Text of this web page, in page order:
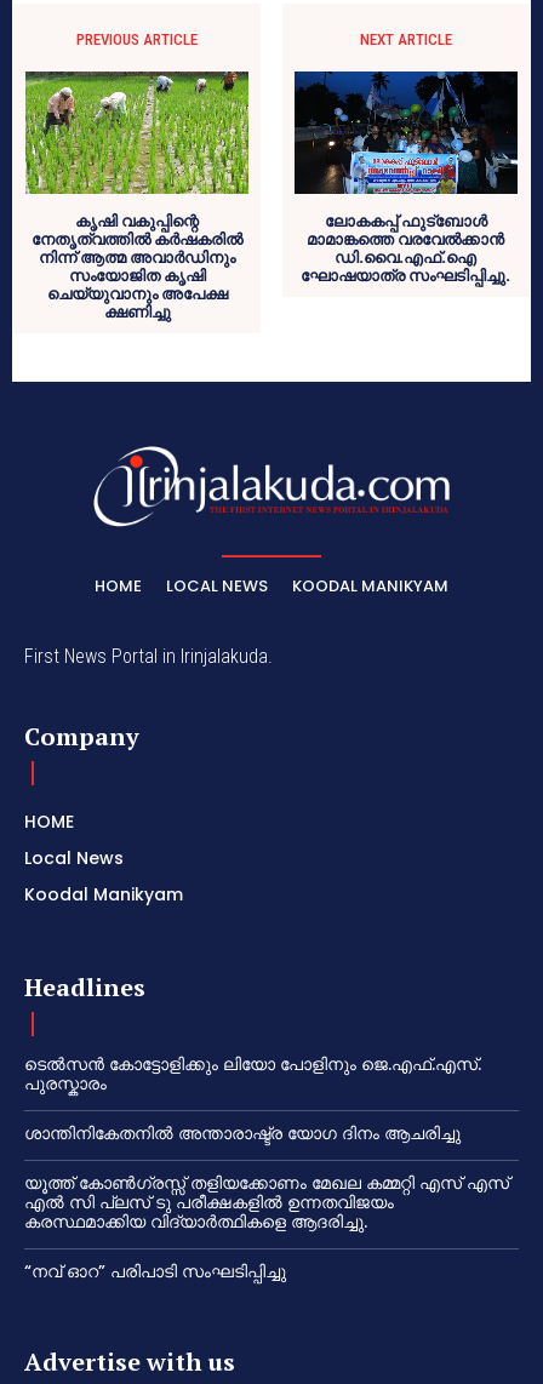
PREVIOUS ARTICLE
കൃഷി വകുപ്പിന്റെ
നേതൃത്വത്തില്‍ കര്‍ഷകരില്‍
നിന്ന് ആത്മ അവാര്‍ഡിനും
സംയോജിത കൃഷി
ചെയ്യുവാനും അപേക്ഷ
ക്ഷണിച്ചു
NEXT ARTICLE
ലോകകപ്പ് ഫുട്‌ബോള്‍
മാമാങ്കത്തെ വരവേല്‍ക്കാന്‍
ഡി.വൈ.എഫ്.ഐ
ഘോഷയാത്ര സംഘടിപ്പിച്ചു.
HOME LOCAL NEWS KOODAL MANIKYAM
First News Portal in Irinjalakuda.
Company
HOME
Local News
Koodal Manikyam
Headlines
ടെൽസൻ കോട്ടോളിക്കും ലിയോ പോളിനും ജെ.എഫ്.എസ്.
പുരസ്കാരം
ശാന്തിനികേതനിൽ അന്താരാഷ്ട്ര യോഗ ദിനം ആചരിച്ചു
യൂത്ത് കോൺഗ്രസ്സ് തളിയക്കോണം മേഖല കമ്മറ്റി എസ് എസ്
എൽ സി പ്ലസ് ടു പരീക്ഷകളിൽ ഉന്നതവിജയം
കരസ്ഥമാക്കിയ വിദ്യാർത്ഥികളെ ആദരിച്ചു.
“നവ് ഓറ” പരിപാടി സംഘടിപ്പിച്ചു
Advertise with us